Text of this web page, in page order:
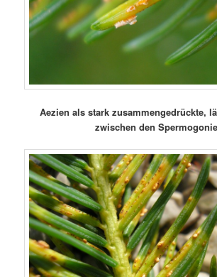
Aezien als stark zusammengedrückte,
zwischen den